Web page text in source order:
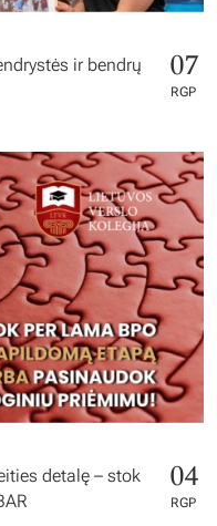
ir bendrų
07
RGP
detalę – stok
04
RGP